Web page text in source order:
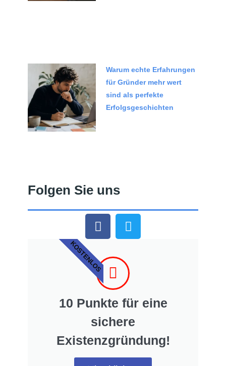
Warum echte Erfahrungen
für Gründer mehr wert
sind als perfekte
Erfolgsgeschichten
Folgen Sie uns
10 Punkte für eine
sichere
Existenzgründung!
KOSTENLOS